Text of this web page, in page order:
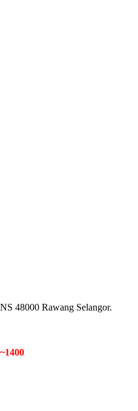
48000 Rawang Selangor.